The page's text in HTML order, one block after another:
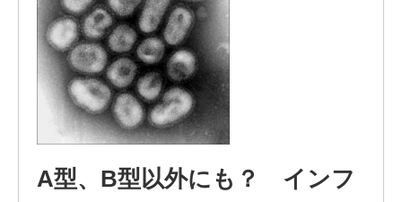
A型、B型以外にも？ インフ